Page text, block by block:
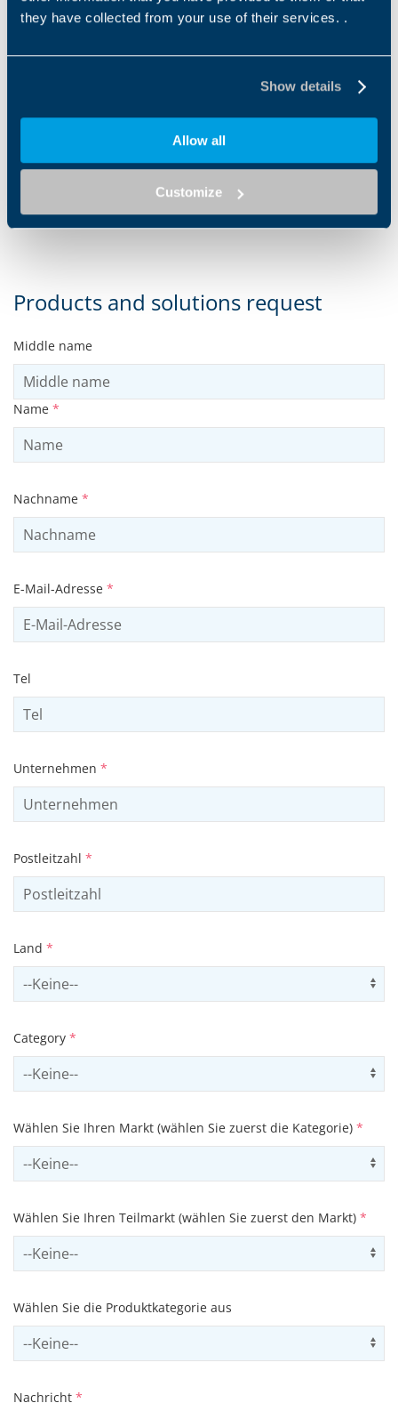
they have collected from your use of their services. .
Show details
Allow all
Customize
Brochure Mining Industry
EN PT
Zeig mehr
Products and solutions request
Middle name
Name *
Nachname *
E-Mail-Adresse *
Tel
Unternehmen *
Postleitzahl *
Land *
Select country
Category *
Select contactCategory
Wählen Sie Ihren Markt (wählen Sie zuerst die Kategorie) *
Select sector
Wählen Sie Ihren Teilmarkt (wählen Sie zuerst den Markt) *
Select subSector
Wählen Sie die Produktkategorie aus
Select productCategory
Nachricht *